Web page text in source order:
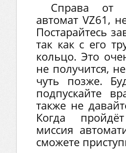
Справа от
автомат VZ61,
Постарайтесь
так как с его
кольцо. Это
не получится,
чуть позже.
подпускайте
также не
Когда
миссия
сможете